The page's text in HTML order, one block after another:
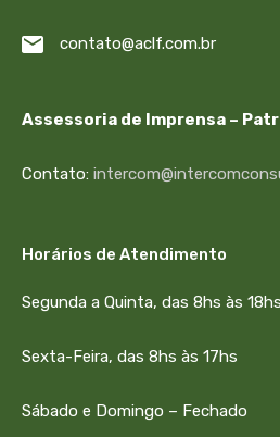
contato@aclf.com.br
Assessoria de Imprensa –
Contato:
Horários de Atendimento
Segunda a Quinta, das 8hs às 18hs
Sexta-Feira, das 8hs às 17hs
Sábado e Domingo – Fechado